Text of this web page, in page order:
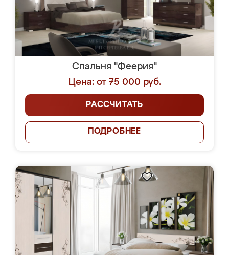
Спальня "Феерия"
Цена: от 75 000 руб.
РАССЧИТАТЬ
ПОДРОБНЕЕ